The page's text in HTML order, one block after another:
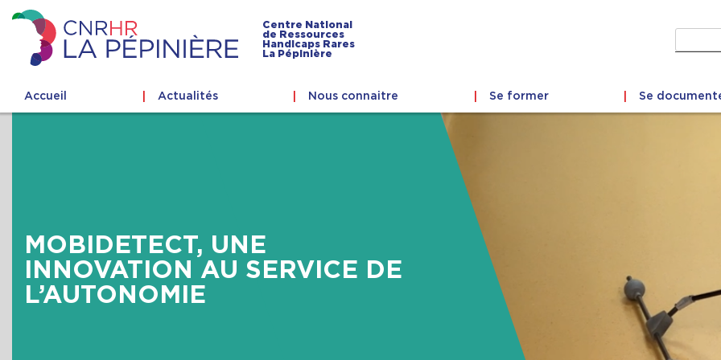
to
content
Centre
national
ressources
handicaps
Centre National
de Ressources
Handicaps Rares
La Pépinière
Accueil Actualités Nous connaitre Se former Se
MOBIDETECT, UNE
INNOVATION AU SERVICE DE
L’AUTONOMIE